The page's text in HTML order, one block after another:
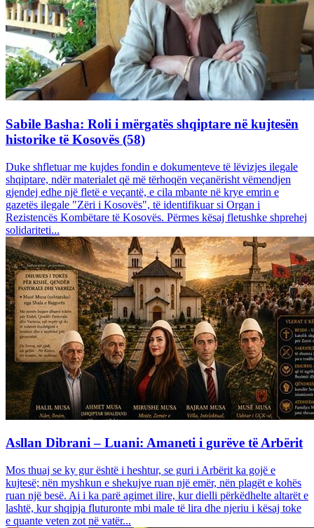
Sabile Basha: Roli i mërgatës shqiptare në kujtesën
historike të Kosovës (58)
Duke shfletuar me kujdes fondin e dokumenteve të lëvizjes ilegale
shqiptare, ndër materialet që më tërhoqën veçanërisht vëmendjen
gjendej edhe një fletë e veçantë, e cila mbante në krye emrin e
gazetës ilegale "Zëri i Kosovës", të identifikuar si Organ i
Rezistencës Kombëtare të Kosovës. Përmes kësaj fletushke shprehej
solidariteti...
Asllan Dibrani – Luani: Amaneti i gurëve të Arbërit
Mos thuaj se ky gur është i heshtur, se guri i Arbërit ka gojë e
kujtesë; nën myshkun e shekujve ruan një emër, nën plagët e kohës
ruan një besë. Ai i ka parë agimet ilire, kur dielli përkëdhelte altarët e
lashtë, kur shqipja fluturonte mbi male të lira dhe njeriu i kësaj toke
e quante veten zot në vatër...